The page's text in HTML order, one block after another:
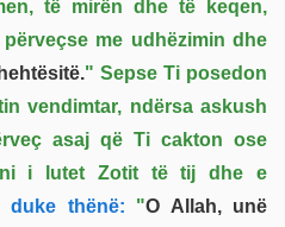
të mirën dhe të keqen,
me udhëzimin dhe
" Sepse Ti posedon
vendimtar, ndërsa askush
asaj që Ti cakton ose
i lutet Zotit të tij dhe e
duke thënë: "O Allah, unë